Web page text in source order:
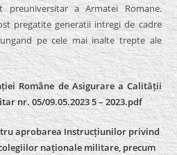
preuniversitar a Armatei Romane.
pregatite generatii intregi de cadre
pe cele mai inalte trepte ale
Române de Asigurare a Calității
nr. 05/09.05.2023 5 – 2023.pdf
aprobarea Instrucțiunilor privind
naționale militare, precum